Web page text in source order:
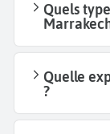
Quels
Quelle
?